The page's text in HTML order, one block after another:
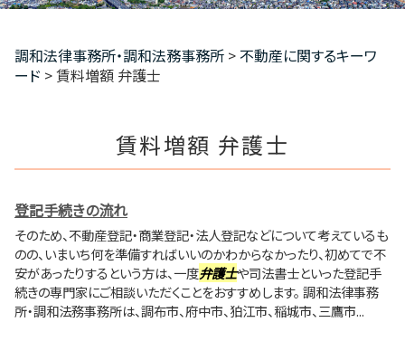
調和法律事務所・調和法務事務所 >不動産に関するキーワ
ード >賃料増額 弁護士
賃料増額 弁護士
登記手続きの流れ
そのため、不動産登記・商業登記・法人登記などについて考えているも
のの、いまいち何を準備すればいいのかわからなかったり、初めてで不
安があったりするという方は、一度弁護士や司法書士といった登記手
続きの専門家にご相談いただくことをおすすめします。 調和法律事務
所・調和法務事務所は、調布市、府中市、狛江市、稲城市、三鷹市...